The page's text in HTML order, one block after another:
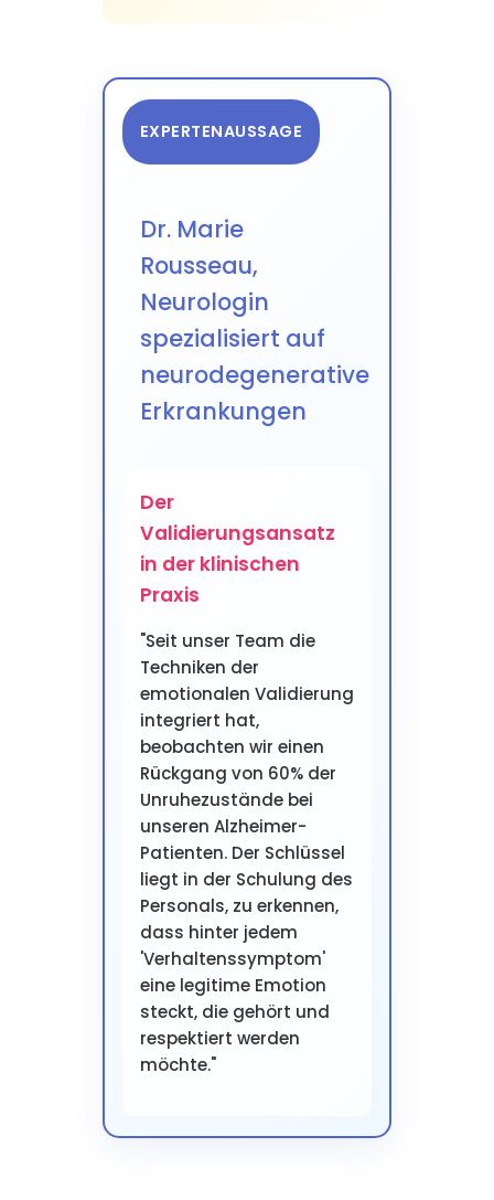
EXPERTENAUSSAGE
Dr. Marie
Rousseau,
Neurologin
spezialisiert auf
neurodegenerative
Erkrankungen
Der
Validierungsansatz
in der klinischen
Praxis
"Seit unser Team die
Techniken der
emotionalen Validierung
integriert hat,
beobachten wir einen
Rückgang von 60% der
Unruhezustände bei
unseren Alzheimer-
Patienten. Der Schlüssel
liegt in der Schulung des
Personals, zu erkennen,
dass hinter jedem
'Verhaltenssymptom'
eine legitime Emotion
steckt, die gehört und
respektiert werden
möchte."